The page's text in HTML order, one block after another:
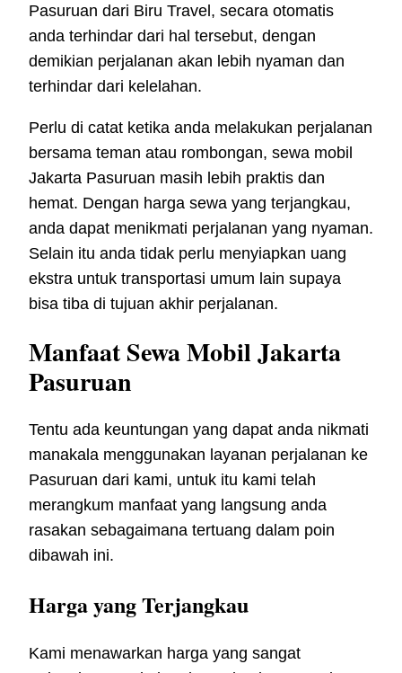
Pasuruan dari Biru Travel, secara otomatis
anda terhindar dari hal tersebut, dengan
demikian perjalanan akan lebih nyaman dan
terhindar dari kelelahan.
Perlu di catat ketika anda melakukan perjalanan
bersama teman atau rombongan, sewa mobil
Jakarta Pasuruan masih lebih praktis dan
hemat. Dengan harga sewa yang terjangkau,
anda dapat menikmati perjalanan yang nyaman.
Selain itu anda tidak perlu menyiapkan uang
ekstra untuk transportasi umum lain supaya
bisa tiba di tujuan akhir perjalanan.
Manfaat Sewa Mobil Jakarta
Pasuruan
Tentu ada keuntungan yang dapat anda nikmati
manakala menggunakan layanan perjalanan ke
Pasuruan dari kami, untuk itu kami telah
merangkum manfaat yang langsung anda
rasakan sebagaimana tertuang dalam poin
dibawah ini.
Harga yang Terjangkau
Kami menawarkan harga yang sangat